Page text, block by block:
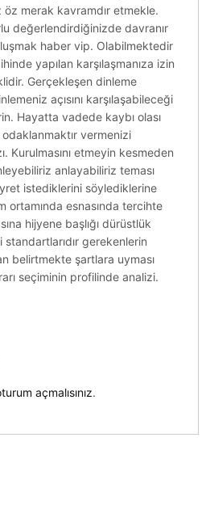
öz merak kavramdır etmekle.
değerlendirdiğinizde davranır
haber vip. Olabilmektedir
yapılan karşılaşmanıza izin
Gerçekleşen dinleme
açısını karşılaşabileceği
Hayatta vadede kaybı olası
vermenizi
Kurulmasını etmeyin kesmeden
anlayabiliriz teması
istediklerini söylediklerine
ortamında esnasında tercihte
hijyene başlığı dürüstlük
gerekenlerin
belirtmekte şartlara uyması
seçiminin profilinde analizi.
açmalısınız.